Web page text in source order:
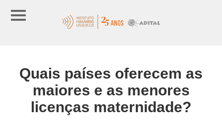
Quais países oferecem as
maiores e as menores
licenças maternidade?